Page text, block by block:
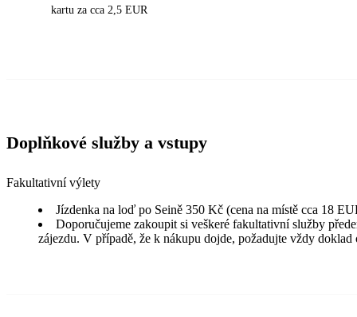
kartu za cca 2,5 EUR
Doplňkové služby a vstupy
Fakultativní výlety
Jízdenka na loď po Seině 350 Kč (cena na místě cca 18
Doporučujeme zakoupit si veškeré fakultativní služby
zájezdu. V případě, že k nákupu dojde, požadujte vždy doklad